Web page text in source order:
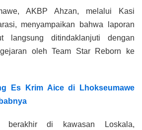
AKBP Ahzan, melalui Kasi
menyampaikan bahwa laporan
langsung ditindaklanjuti dengan
oleh Team Star Reborn ke
Es Krim Aice di Lhokseumawe
berakhir di kawasan Loskala,